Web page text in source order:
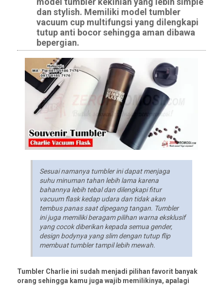
dan stylish. Memiliki model tumbler
vacuum cup multifungsi yang dilengkapi
tutup anti bocor sehingga aman dibawa
bepergian.
Sesuai namanya tumbler ini dapat menjaga
suhu minuman tahan lebih lama karena
bahannya lebih tebal dan dilengkapi fitur
vacuum flask kedap udara dan tidak akan
tembus panas saat dipegang tangan. Tumbler
ini juga memiliki beragam pilihan warna eksklusif
yang cocok diberikan kepada semua gender,
design bodynya yang slim dengan tutup flip
membuat tumbler tampil lebih mewah.
Tumbler Charlie ini sudah menjadi pilihan favorit banyak
orang sehingga kamu juga wajib memilikinya, apalagi